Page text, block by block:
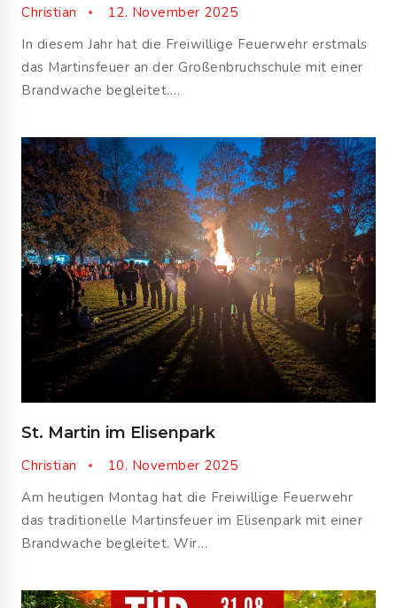
Christian
12. November 2025
In diesem Jahr hat die Freiwillige Feuerwehr erstmals
das Martinsfeuer an der Großenbruchschule mit einer
Brandwache begleitet….
St. Martin im Elisenpark
Christian
10. November 2025
Am heutigen Montag hat die Freiwillige Feuerwehr
das traditionelle Martinsfeuer im Elisenpark mit einer
Brandwache begleitet. Wir…